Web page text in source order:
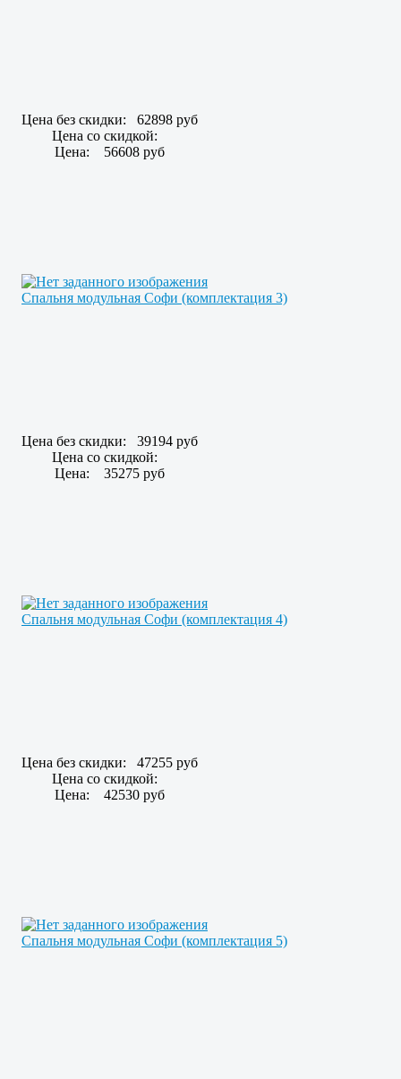
Цена без скидки:
62898 руб
Цена со скидкой:
Цена:
56608 руб
Спальня модульная Софи (комплектация 3)
Цена без скидки:
39194 руб
Цена со скидкой:
Цена:
35275 руб
Спальня модульная Софи (комплектация 4)
Цена без скидки:
47255 руб
Цена со скидкой:
Цена:
42530 руб
Спальня модульная Софи (комплектация 5)